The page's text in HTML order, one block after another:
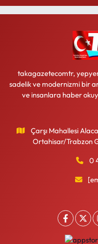
takagazetecomtr,
sadelik ve modernizmi bir
ve insanlara haber
Çarşı Mahallesi
Ortahisar/Trabzon
0